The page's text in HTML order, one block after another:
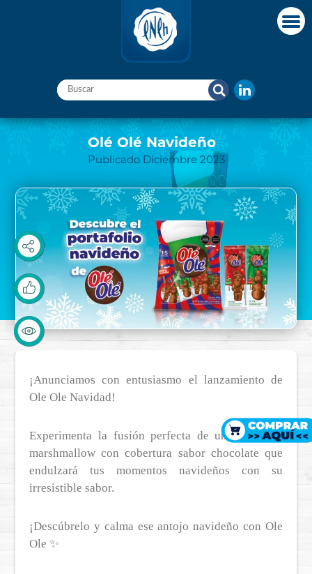
Olé Olé Navideño
Publicado Diciembre 2023
¡Anunciamos con entusiasmo el lanzamiento de
Ole Ole Navidad!
Experimenta la fusión perfecta de una barra de
marshmallow con cobertura sabor chocolate que
endulzará tus momentos navideños con su
irresistible sabor.
¡Descúbrelo y calma ese antojo navideño con Ole
Ole ✨